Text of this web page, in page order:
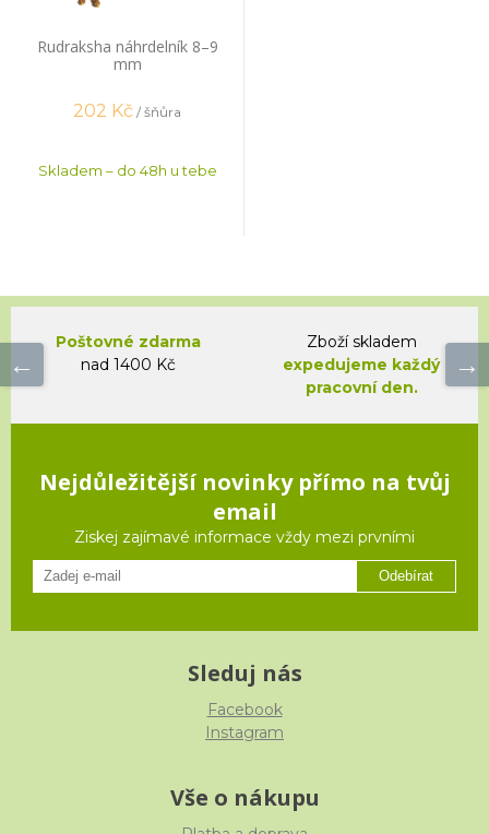
Rudraksha náhrdelník 8–9
mm
202 Kč / šňůra
Skladem – do 48h u tebe
Poštovné zdarma
nad 1400 Kč
Zboží skladem
expedujeme každý
pracovní den.
Nejdůležitější novinky přímo na tvůj
email
Ziskej zajímavé informace vždy mezi prvními
Odebírat
Sleduj nás
Facebook
Instagram
Vše o nákupu